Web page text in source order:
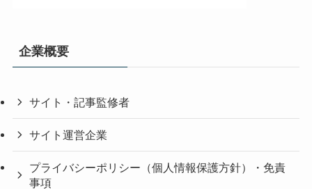
企業概要
サイト・記事監修者
サイト運営企業
プライバシーポリシー（個人情報保護方針）・免責
事項